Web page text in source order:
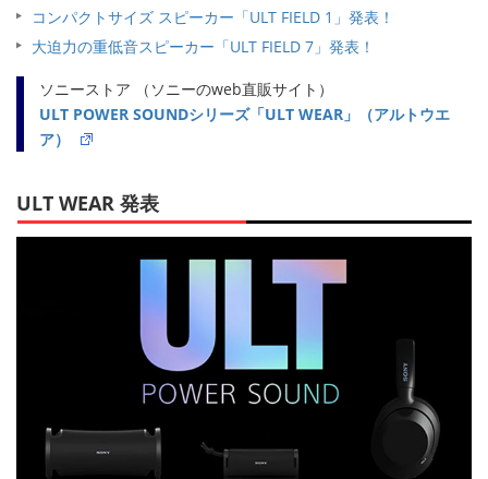
コンパクトサイズ スピーカー「ULT FIELD 1」発表！
大迫力の重低音スピーカー「ULT FIELD 7」発表！
ソニーストア （ソニーのweb直販サイト）
ULT POWER SOUNDシリーズ「ULT WEAR」（アルトウエ
ア）
ULT WEAR 発表